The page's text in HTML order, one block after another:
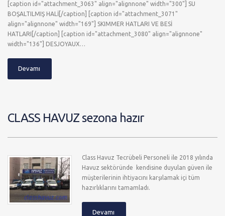
[caption id="attachment_3063" align="alignnone" width="300"] SU
BOŞALTILMIŞ HALİ[/caption] [caption id="attachment_3071"
align="alignnone" width="169"] SKIMMER HATLARI VE BESİ
HATLARI[/caption] [caption id="attachment_3080" align="alignnone"
width="136"] DESJOYAUX…
Devamı
CLASS HAVUZ sezona hazır
Class Havuz Tecrübeli Personeli ile 2018 yılında
Havuz sektöründe kendisine duyulan güven ile
müşterilerinin ihtiyacını karşılamak içi tüm
hazırlıklarını tamamladı.
Devamı